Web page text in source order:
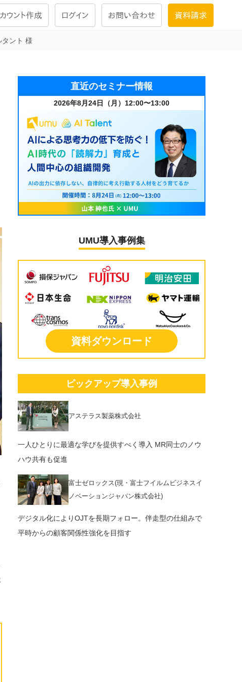
学習ツール
大画面インタラクション
学習プログラム
ナレッジで
問にお答えし
ウント作成 ログイン お問い合わせ 資料請求
ント 様
直近のセミナー情報
2026年8月24日（月）12:00〜13:00
UMU導入事例集
資料ダウンロード
ピックアップ導入事例
アステラス製薬株式会社
一人ひとりに最適な学びを提供すべく導入 MR同士のノウ
ハウ共有も促進
富士ゼロックス(現・富士フイルムビジネスイ
ノベーションジャパン株式会社)
デジタル化によりOJTを長期フォロー。伴走型の仕組みで
平時からの顧客関係性強化を目指す